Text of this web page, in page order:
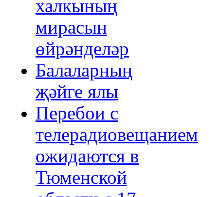
халкының
мирасын
өйрәнделәр
Балаларның
җәйге ялы
Перебои с
телерадиовещанием
ожидаются в
Тюменской